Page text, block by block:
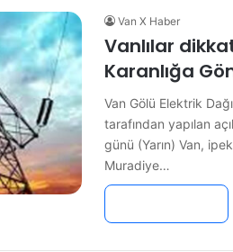
Van X Haber
Vanlılar
Karanlığa
Van Gölü Elektrik
tarafından yapılan
günü (Yarın) Van,
Muradiye…